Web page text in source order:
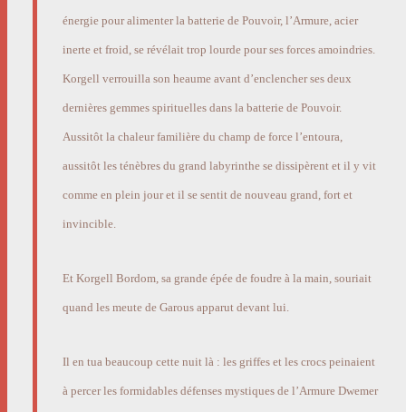
énergie pour alimenter la batterie de Pouvoir, l’Armure, acier
inerte et froid, se révélait trop lourde pour ses forces amoindries.
Korgell verrouilla son heaume avant d’enclencher ses deux
dernières gemmes spirituelles dans la batterie de Pouvoir.
Aussitôt la chaleur familière du champ de force l’entoura,
aussitôt les ténèbres du grand labyrinthe se dissipèrent et il y vit
comme en plein jour et il se sentit de nouveau grand, fort et
invincible.
Et Korgell Bordom, sa grande épée de foudre à la main, souriait
quand les meute de Garous apparut devant lui.
Il en tua beaucoup cette nuit là : les griffes et les crocs peinaient
à percer les formidables défenses mystiques de l’Armure Dwemer